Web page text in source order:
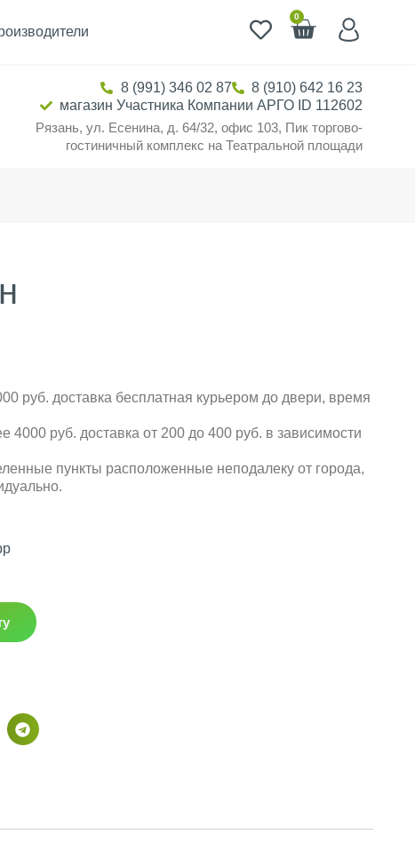
0
8 (991) 346 02 87
8 (910) 642 16 23
магазин Участника Компании АРГО ID 112602
Рязань, ул. Есенина, д. 64/32, офис 103, Пик торгово-
гостиничный комплекс на Театральной площади
руб. доставка бесплатная курьером до двери, время
4000 руб. доставка от 200 до 400 руб. в зависимости
пункты расположенные неподалеку от города,